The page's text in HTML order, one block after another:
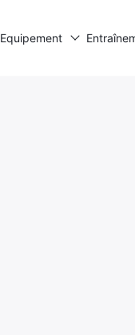
Equipement